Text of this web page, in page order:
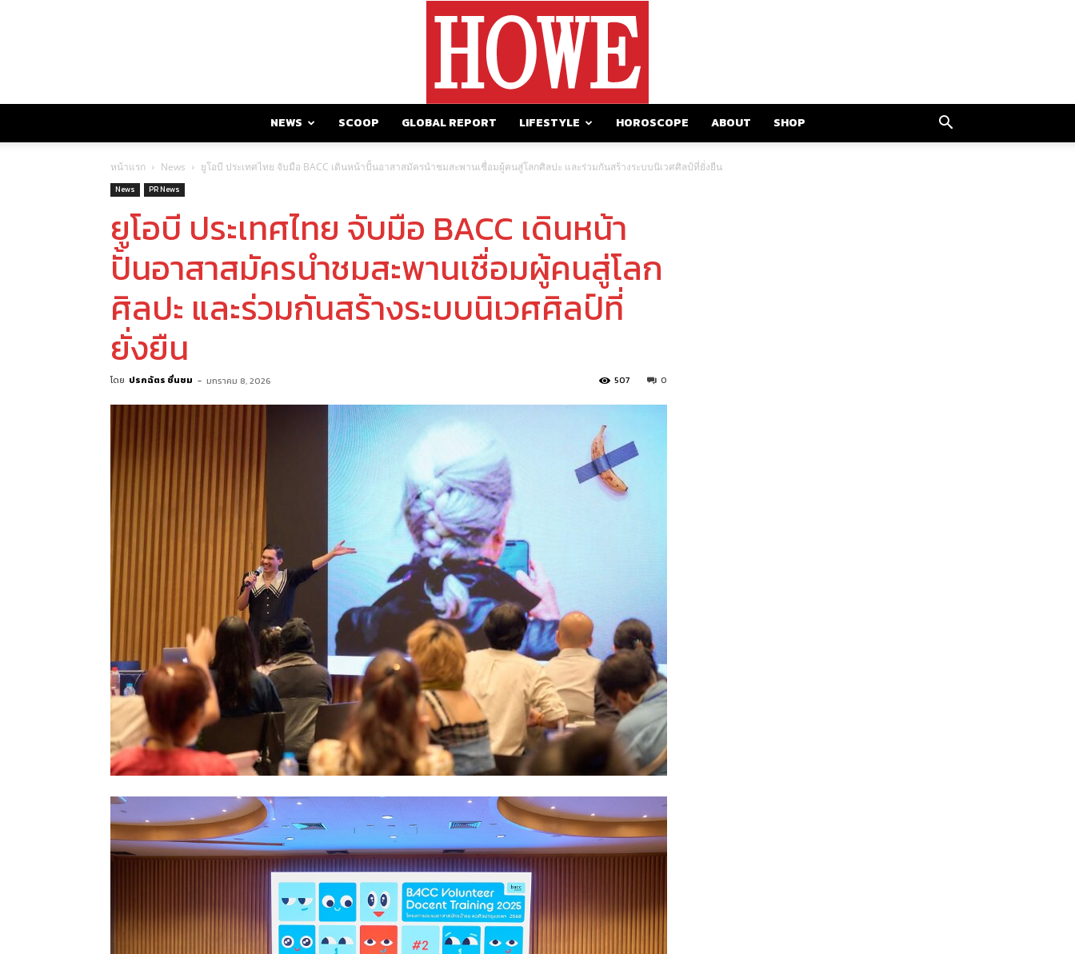
NEWS SCOOP GLOBAL REPORT LIFESTYLE HOROSCOPE ABOUT SHOP
หน้าแรก News ยูโอบี ประเทศไทย จับมือ BACC เดินหน้าปั้นอาสาสมัครนำชมสะพานเชื่อมผู้คนสู่โลกศิลปะ และร่วมกันสร้างระบบนิเวศศิลป์ที่ยั่งยืน
News PR News
ยูโอบี ประเทศไทย จับมือ BACC เดินหน้า
ปั้นอาสาสมัครนำชมสะพานเชื่อมผู้คนสู่โลก
ศิลปะ และร่วมกันสร้างระบบนิเวศศิลป์ที่
ยั่งยืน
โดย ปรกฉัตร ชื่นชม - มกราคม 8, 2026 0
507